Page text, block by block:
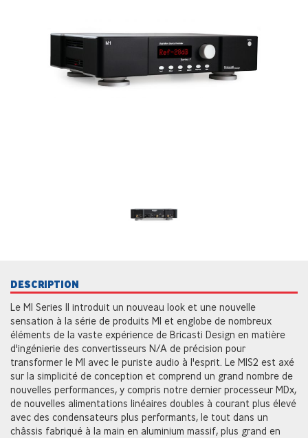
DESCRIPTION
Le M1 Series II introduit un nouveau look et une nouvelle
sensation à la série de produits M1 et englobe de nombreux
éléments de la vaste expérience de Bricasti Design en matière
d'ingénierie des convertisseurs N/A de précision pour
transformer le M1 avec le puriste audio à l'esprit. Le M1S2 est axé
sur la simplicité de conception et comprend un grand nombre de
nouvelles performances, y compris notre dernier processeur MDx,
de nouvelles alimentations linéaires doubles à courant plus élevé
avec des condensateurs plus performants, le tout dans un
châssis fabriqué à la main en aluminium massif, plus grand en